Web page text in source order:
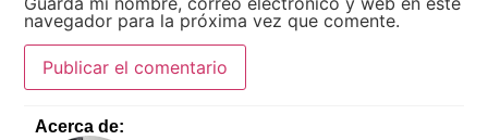
navegador para la próxima vez que comente.
Acerca de: